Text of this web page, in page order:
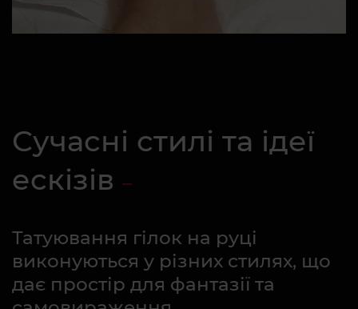
Сучасні стилі та ідеї
ескізів
Татуювання гілок на руці
виконуються у різних стилях, що
дає простір для фантазії та